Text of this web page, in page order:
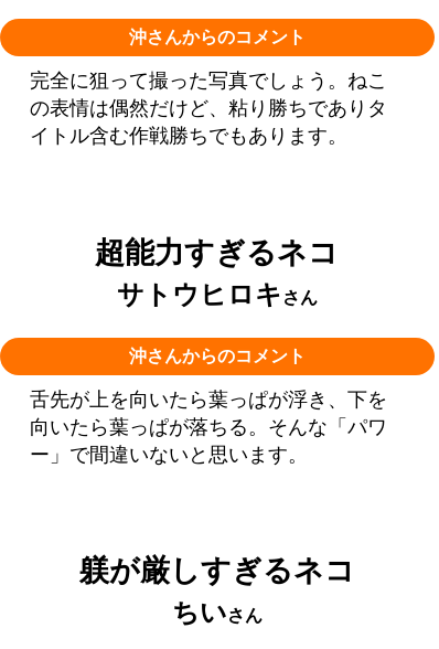
沖さんからのコメント
完全に狙って撮った写真でしょう。ねこ
の表情は偶然だけど、粘り勝ちでありタ
イトル含む作戦勝ちでもあります。
超能力すぎるネコ
サトウヒロキ さん
沖さんからのコメント
舌先が上を向いたら葉っぱが浮き、下を
向いたら葉っぱが落ちる。そんな「パワ
ー」で間違いないと思います。
躾が厳しすぎるネコ
ちいさん